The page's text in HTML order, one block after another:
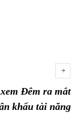
Đêm ra mắt
khấu tài năng